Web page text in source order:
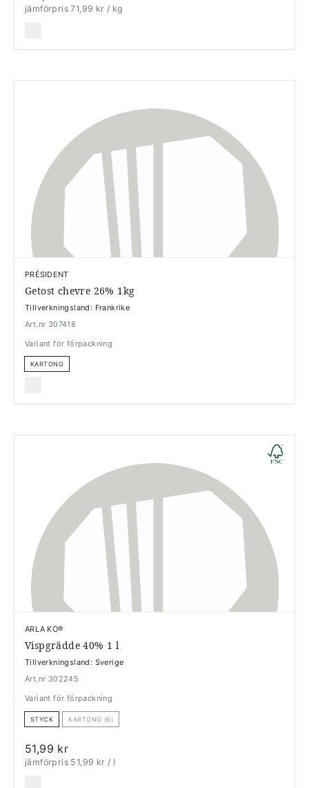
jämförpris 71,99 kr / kg
PRÉSIDENT
Getost chevre 26% 1kg
Tillverkningsland: Frankrike
Art.nr 307418
Variant för förpackning
KARTONG
ARLA KO®
Vispgrädde 40% 1 l
Tillverkningsland: Sverige
Art.nr 302245
Variant för förpackning
STYCK KARTONG (6)
51,99 kr
jämförpris 51,99 kr / l